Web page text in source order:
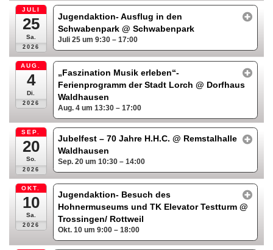
JULI
25
Sa.
2026
Jugendaktion- Ausflug in den
Schwabenpark@ Schwabenpark
Juli 25 um 9:30 – 17:00
AUG.
4
Di.
2026
„Faszination Musik erleben“-
Ferienprogramm der Stadt Lorch@ Dorfhaus
Waldhausen
Aug. 4 um 13:30 – 17:00
SEP.
20
So.
2026
Jubelfest – 70 Jahre H.H.C.@ Remstalhalle
Waldhausen
Sep. 20 um 10:30 – 14:00
OKT.
10
Sa.
2026
Jugendaktion- Besuch des
Hohnermuseums und TK Elevator Testturm@
Trossingen/ Rottweil
Okt. 10 um 9:00 – 18:00